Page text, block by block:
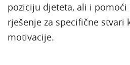
poziciju djeteta, ali i
rješenje za specifične stvari
motivacije.